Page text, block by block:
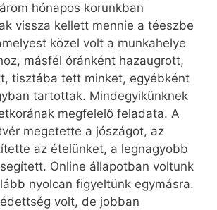
hónapos korunkban
vissza kellett mennie a téeszbe
közel volt a munkahelye
másfél óránként hazaugrott,
tisztába tett minket, egyébként
tartottak. Mindegyikünknek
megfelelő feladata. A
meg­etette a jószágot, az
az ételünket, a legnagyobb
Online állapotban voltunk
nyolcan figyeltünk egymásra.
volt, de jobban